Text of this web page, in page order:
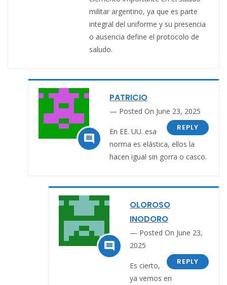
militar argentino, ya que es parte
integral del uniforme y su presencia
o ausencia define el protocolo de
saludo.

PATRICIO
Posted On June 23, 2025
REPLY
En EE. UU. esa
norma es elástica, ellos la
hacen igual sin gorra o casco.

OLOROSO
INODORO
Posted On June 23,
2025
REPLY
Es cierto,
ya vemos en